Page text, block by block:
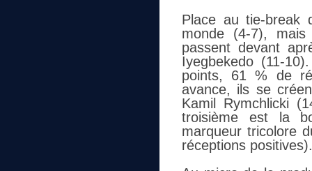
Place au tie-break
monde (4-7),
passent devant
Iyegbekedo (11-
points, 61 % de
avance, ils se
Kamil Rymchlicki
troisième est la
marqueur tricolore
réceptions positives).